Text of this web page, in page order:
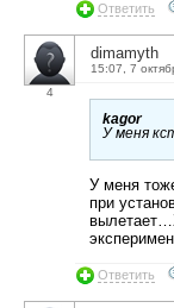
Ответить
4
dimamyth
15:07, 7
kagor
У меня
У меня
при
Ответить